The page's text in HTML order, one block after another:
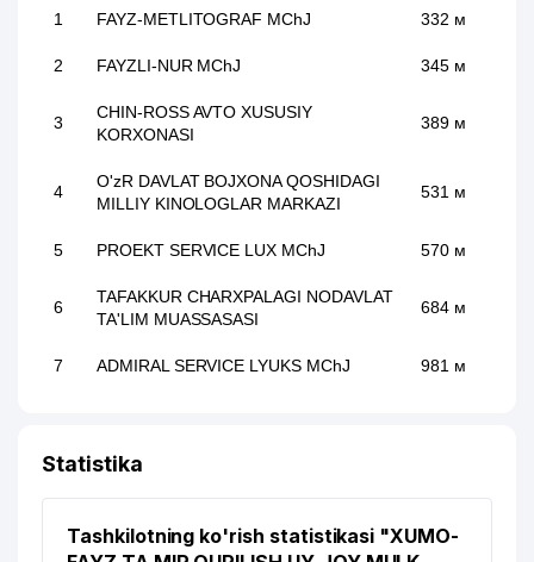
1 FAYZ-METLITOGRAF MChJ 332 м
2 FAYZLI-NUR MChJ 345 м
3
CHIN-ROSS AVTO XUSUSIY
KORXONASI
389 м
4
O'zR DAVLAT BOJXONA QOSHIDAGI
MILLIY KINOLOGLAR MARKAZI
531 м
5 PROEKT SERVICE LUX MChJ 570 м
6
TAFAKKUR CHARXPALAGI NODAVLAT
TA'LIM MUASSASASI
684 м
7 ADMIRAL SERVICE LYUKS MChJ 981 м
Statistika
Tashkilotning ko'rish statistikasi "XUMO-